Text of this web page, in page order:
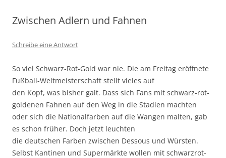
Zwischen Adlern und Fahnen
Schreibe eine Antwort
So viel Schwarz-Rot-Gold war nie. Die am Freitag eröffnete
Fußball-Weltmeisterschaft stellt vieles auf
den Kopf, was bisher galt. Dass sich Fans mit schwarz-rot-
goldenen Fahnen auf den Weg in die Stadien machten
oder sich die Nationalfarben auf die Wangen malten, gab
es schon früher. Doch jetzt leuchten
die deutschen Farben zwischen Dessous und Würsten.
Selbst Kantinen und Supermärkte wollen mit schwarzrot-